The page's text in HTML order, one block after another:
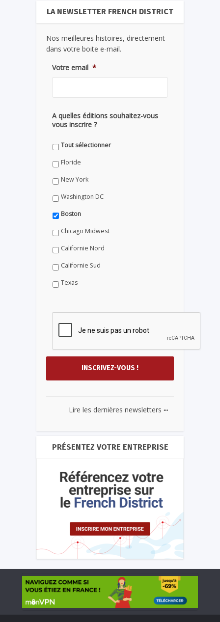
LA NEWSLETTER FRENCH DISTRICT
Nos meilleures histoires, directement
dans votre boite e-mail.
Votre email *
A quelles éditions souhaitez-vous
vous inscrire ?
Tout sélectionner
Floride
New York
Washington DC
Boston
Chicago Midwest
Californie Nord
Californie Sud
Texas
Lire les dernières newsletters ...
PRÉSENTEZ VOTRE ENTREPRISE